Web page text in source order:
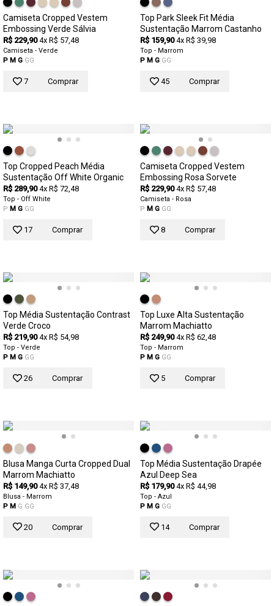
Camiseta Cropped Vestem
Embossing Verde Sálvia
R$ 229,90 4x R$ 57,48
Camiseta - Verde
P M G GG
7 Comprar
Top Park Sleek Fit Média
Sustentação Marrom Castanho
R$ 159,90 4x R$ 39,98
Top - Marrom
P M G GG
45 Comprar
Top Cropped Peach Média
Sustentação Off White Organic
R$ 289,90 4x R$ 72,48
Top - Off White
P M G GG
17 Comprar
Camiseta Cropped Vestem
Embossing Rosa Sorvete
R$ 229,90 4x R$ 57,48
Camiseta - Rosa
P M G GG
8 Comprar
Top Média Sustentação Contrast
Verde Croco
R$ 219,90 4x R$ 54,98
Top - Verde
P M G GG
26 Comprar
Top Luxe Alta Sustentação
Marrom Machiatto
R$ 249,90 4x R$ 62,48
Top - Marrom
P M G GG
5 Comprar
Blusa Manga Curta Cropped Dual
Marrom Machiatto
R$ 149,90 4x R$ 37,48
Blusa - Marrom
P M G GG
20 Comprar
Top Média Sustentação Drapée
Azul Deep Sea
R$ 179,90 4x R$ 44,98
Top - Azul
P M G GG
14 Comprar